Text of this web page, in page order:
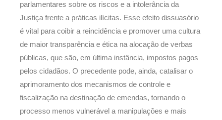
parlamentares sobre os riscos e a intolerância da
Justiça frente a práticas ilícitas. Esse efeito dissuasório
é vital para coibir a reincidência e promover uma cultura
de maior transparência e ética na alocação de verbas
públicas, que são, em última instância, impostos pagos
pelos cidadãos. O precedente pode, ainda, catalisar o
aprimoramento dos mecanismos de controle e
fiscalização na destinação de emendas, tornando o
processo menos vulnerável a manipulações e mais